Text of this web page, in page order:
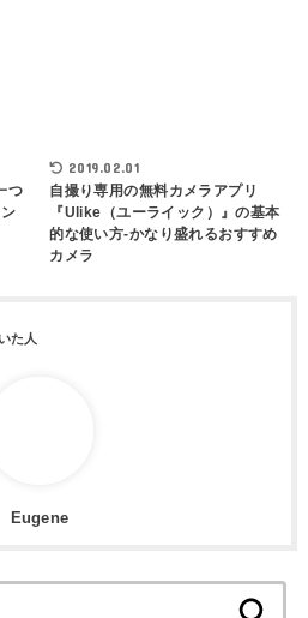
つ
2019.02.01
自撮り専用の無料カメラアプリ
『Ulike（ユーライック）』の基本
的な使い方-かなり盛れるおすすめ
カメラ
Eugene